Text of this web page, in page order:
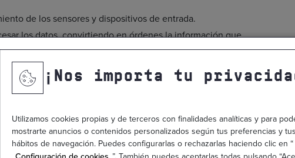
de los sensores y dispositivos de entrada.
los datos, convirtiendo en órdenes la información que
de las necesidades de la industria o de la máquina. Es más,
programaciones.
PLCa la hora de programar la maquinaria son varios:
la máquina en ejecutar la tarea pertinente.
¡Nos importa tu
Utilizamos cookies propias y de terceros con finalidades analíticas y para
mostrarte anuncios o contenidos personalizados según tus preferencias y tus
hábitos de navegación. Puedes configurarlas o rechazarlas haciendo clic en “